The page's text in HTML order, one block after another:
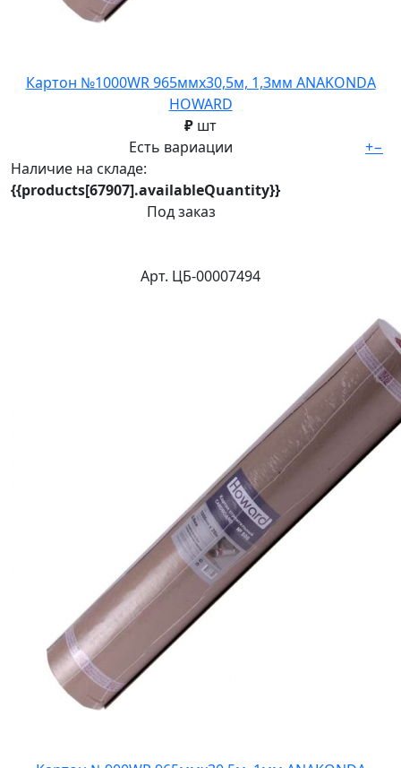
Картон №1000WR 965ммх30,5м, 1,3мм ANAKONDA
HOWARD
₽ шт
Есть вариации
Наличие на складе:
{{products[67907].availableQuantity}}
Под заказ
+−
Арт. ЦБ-00007494